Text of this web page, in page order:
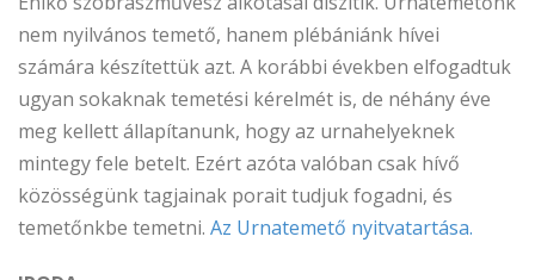
nem nyilvános temető, hanem plébániánk hívei
számára készítettük azt. A korábbi években elfogadtuk
ugyan sokaknak temetési kérelmét is, de néhány éve
meg kellett állapítanunk, hogy az urnahelyeknek
mintegy fele betelt. Ezért azóta valóban csak hívő
közösségünk tagjainak porait tudjuk fogadni, és
temetőnkbe temetni. Az Urnatemető nyitvatartása.